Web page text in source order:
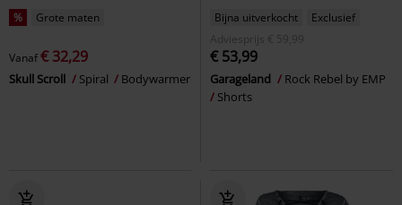
% Grote maten
Vanaf€ 32,29
Skull Scroll Spiral Bodywarmer
Bijna uitverkocht
Exclusief
Adviesprijs
€ 59,99
€ 53,99
Garageland
Rock Rebel by EMP
Shorts